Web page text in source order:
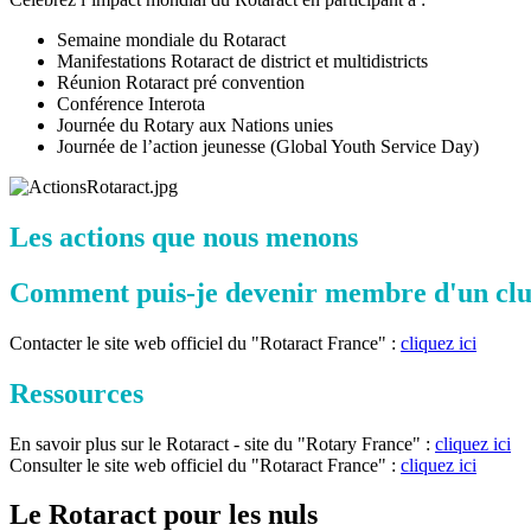
Semaine mondiale du Rotaract
Manifestations Rotaract de district et multidistricts
Réunion Rotaract pré convention
Conférence Interota
Journée du Rotary aux Nations unies
Journée de l’action jeunesse (Global Youth Service Day)
Les actions que nous menons
Comment puis-je devenir membre d'un
Contacter le site web officiel du "Rotaract France" : cliquez ici
Ressources
En savoir plus sur le Rotaract - site du "Rotary France" : cliquez ici
Consulter le site web officiel du "Rotaract France" : cliquez ici
Le Rotaract pour les nuls